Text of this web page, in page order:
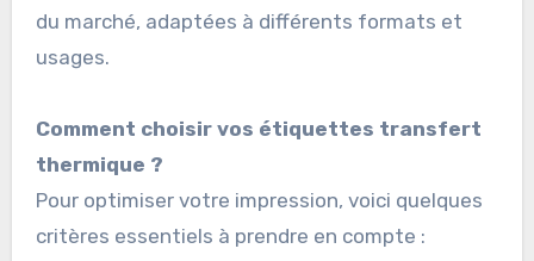
du marché, adaptées à différents formats et
usages.
Comment choisir vos étiquettes transfert
thermique ?
Pour optimiser votre impression, voici quelques
critères essentiels à prendre en compte :